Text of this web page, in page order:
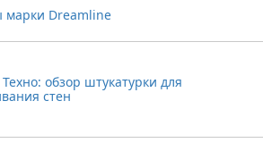
марки Dreamline
обзор штукатурки для
стен